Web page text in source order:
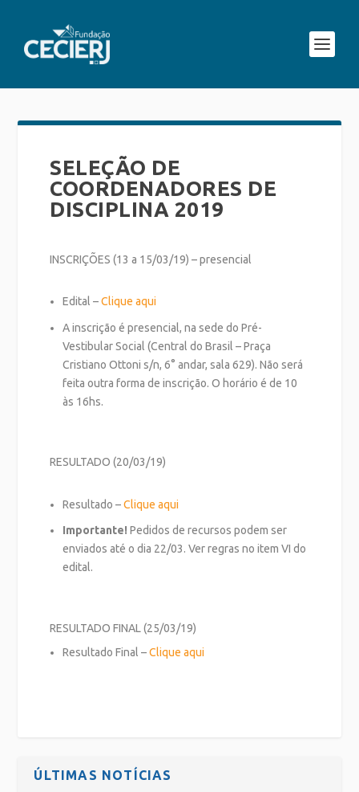
SELEÇÃO DE
COORDENADORES DE
DISCIPLINA 2019
INSCRIÇÕES (13 a 15/03/19) – presencial
Edital –Clique aqui
A inscrição é presencial, na sede do Pré-
Vestibular Social (Central do Brasil – Praça
Cristiano Ottoni s/n, 6° andar, sala 629). Não será
feita outra forma de inscrição. O horário é de 10
às 16hs.
RESULTADO (20/03/19)
Resultado –Clique aqui
Importante! Pedidos de recursos podem ser
enviados até o dia 22/03. Ver regras no item VI do
edital.
RESULTADO FINAL (25/03/19)
Resultado Final –Clique aqui
ÚLTIMAS NOTÍCIAS